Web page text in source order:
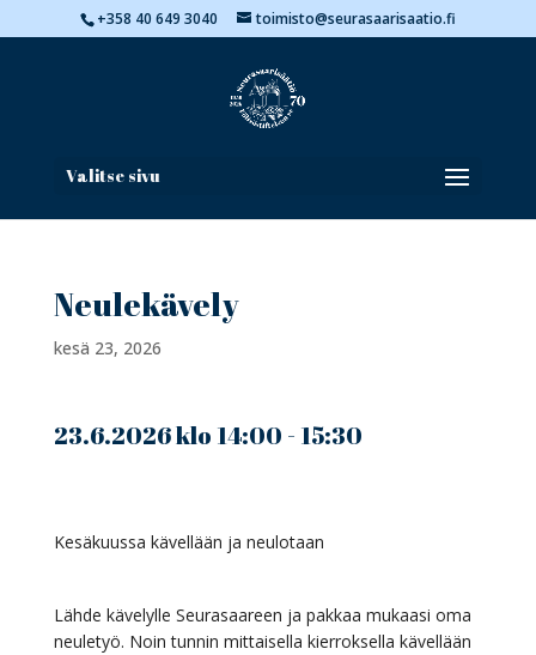
+358 40 649 3040 toimisto@seurasaarisaatio.fi
Valitse sivu
Neulekävely
kesä 23, 2026
23.6.2026 klo 14:00 - 15:30
Kesäkuussa kävellään ja neulotaan
Lähde kävelylle Seurasaareen ja pakkaa mukaasi oma
neuletyö. Noin tunnin mittaisella kierroksella kävellään